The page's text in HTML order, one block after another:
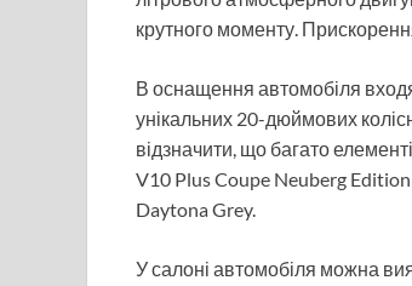
крутного моменту.
В оснащення автомобіля
унікальних 20-дюймових
відзначити, що багато
V10 Plus Coupe Neuberg Edition
Daytona Grey.
У салоні автомобіля можна